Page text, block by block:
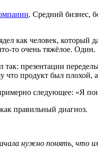
. Средний бизнес,
как человек, который
то очень тяжёлое. Один.
презентации
продукт был плохой,
следующее: «Я
правильный диагноз.
нужно понять, что